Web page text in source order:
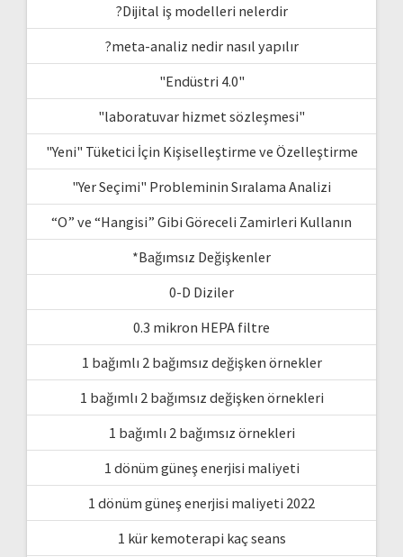
?Dijital iş modelleri nelerdir
?meta-analiz nedir nasıl yapılır
"Endüstri 4.0"
"laboratuvar hizmet sözleşmesi"
"Yeni" Tüketici İçin Kişiselleştirme ve Özelleştirme
"Yer Seçimi" Probleminin Sıralama Analizi
“O” ve “Hangisi” Gibi Göreceli Zamirleri Kullanın
*Bağımsız Değişkenler
0-D Diziler
0.3 mikron HEPA filtre
1 bağımlı 2 bağımsız değişken örnekler
1 bağımlı 2 bağımsız değişken örnekleri
1 bağımlı 2 bağımsız örnekleri
1 dönüm güneş enerjisi maliyeti
1 dönüm güneş enerjisi maliyeti 2022
1 kür kemoterapi kaç seans